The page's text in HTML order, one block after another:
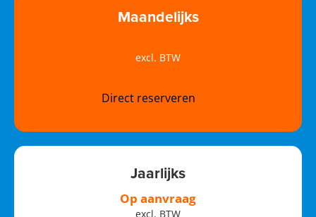
Maandelijks
excl. BTW
Direct reserveren
Jaarlijks
Op aanvraag
excl. BTW